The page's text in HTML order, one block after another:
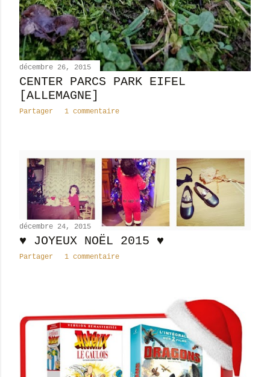
décembre 26, 2015
CENTER PARCS PARK EIFEL
[ALLEMAGNE]
Partager 1 commentaire
décembre 24, 2015
♥ JOYEUX NOËL 2015 ♥
Partager 1 commentaire